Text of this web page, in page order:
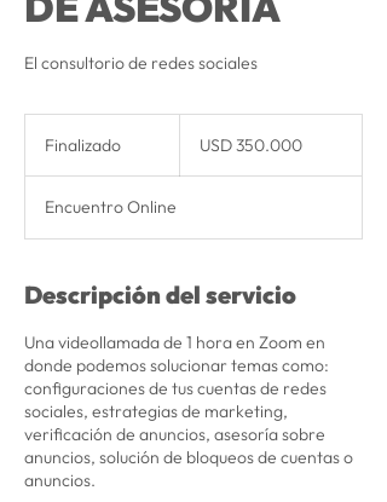
El consultorio de redes sociales
Finalizado
a
l
z
a
o
estadounidenses
USD 350.000
Encuentro Online
Descripción del servicio
Una videollamada de 1 hora en Zoom en
donde podemos solucionar temas como:
configuraciones de tus cuentas de redes
sociales, estrategias de marketing,
verificación de anuncios, asesoría sobre
anuncios, solución de bloqueos de cuentas o
anuncios.